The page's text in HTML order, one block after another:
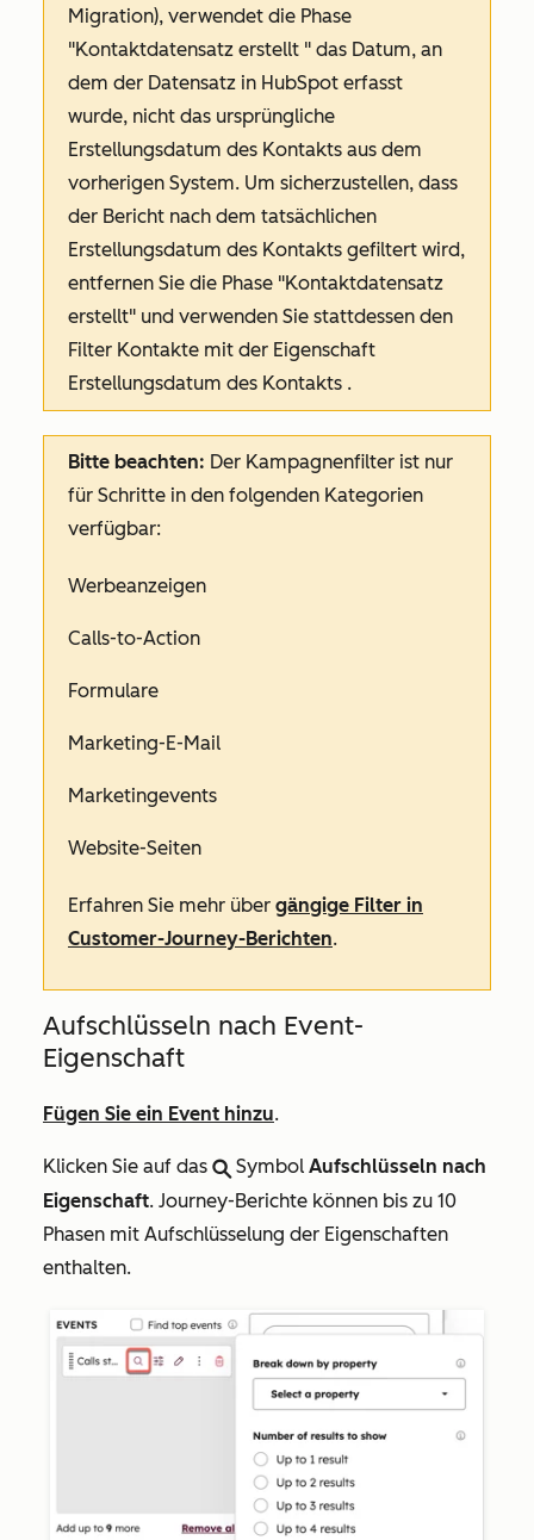
Migration), verwendet die Phase
"Kontaktdatensatz erstellt " das Datum, an
dem der Datensatz in HubSpot erfasst
wurde, nicht das ursprüngliche
Erstellungsdatum des Kontakts aus dem
vorherigen System. Um sicherzustellen, dass
der Bericht nach dem tatsächlichen
Erstellungsdatum des Kontakts gefiltert wird,
entfernen Sie die Phase "Kontaktdatensatz
erstellt" und verwenden Sie stattdessen den
Filter Kontakte mit der Eigenschaft
Erstellungsdatum des Kontakts .
Bitte beachten: Der Kampagnenfilter ist nur
für Schritte in den folgenden Kategorien
verfügbar:
Werbeanzeigen
Calls-to-Action
Formulare
Marketing-E-Mail
Marketingevents
Website-Seiten
Erfahren Sie mehr über gängige Filter in
Customer-Journey-Berichten.
Aufschlüsseln nach Event-
Eigenschaft
Fügen Sie ein Event hinzu.
Klicken Sie auf das search Symbol Aufschlüsseln nach
Eigenschaft. Journey-Berichte können bis zu 10
Phasen mit Aufschlüsselung der Eigenschaften
enthalten.